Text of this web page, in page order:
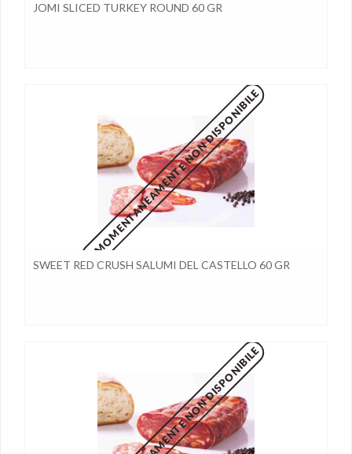
JOMI SLICED TURKEY ROUND 60 GR
MOMENTANEAMENTE NON DISPONIBILE
SWEET RED CRUSH SALUMI DEL CASTELLO 60 GR